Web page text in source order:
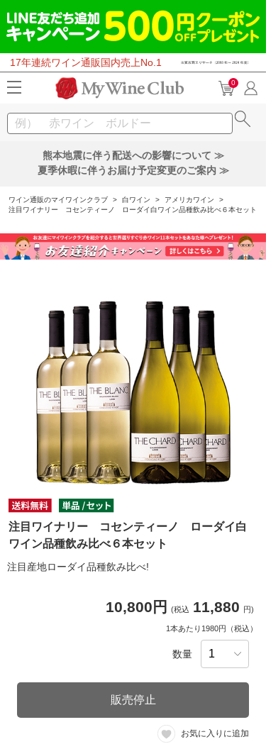
17年連続ワイン通販国内売上No.1
0
熊本地震に伴う配送への影響について ≫
夏季休暇に伴うお届け予定変更のご案内 ≫
ワイン通販のマイワインクラブ > 白ワイン > アメリカワイン
>
注目ワイナリー コセンティーノ ローダイ白ワイン品種飲み比べ６本セット
注目ワイナリー コセンティーノ ローダイ白
ワイン品種飲み比べ６本セット
注目産地ローダイ品種飲み比べ!
10,800円 (税込 11,880 円)
1本あたり1980円（税込）
数量
販売停止
お気に入りに追加